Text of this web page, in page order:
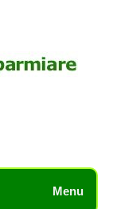
Menu